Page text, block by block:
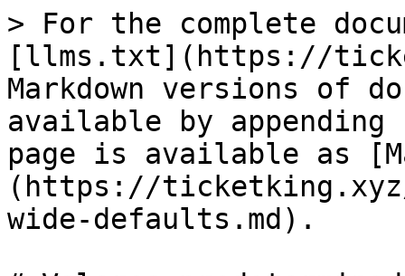
> For the complete documentation index, see [llms.txt](https://ticketking.xyz/docs/llms.txt). Markdown versions of documentation pages are available by appending `.md` to page URLs; this page is available as [Markdown](https://ticketking.xyz/docs/es/paneles/panel-wide-defaults.md).

# Valores predeterminados de todo el panel

La mayoría de los paneles tienen varias opciones. Establecer la categoría, el rol de soporte y el mensaje de bienvenida en cada una por separado es repetitivo. Los valores predeterminados para todo el panel te permiten establecer esos valores una sola vez a nivel de panel. Cada opción los hereda a menos que la sobrescribas.

Configúralos en el editor del panel, en la **Configuración del panel** sección (el icono de engranaje en la parte superior del panel derecho).

## Heredar o sobrescribir

Cada valor predeterminado del panel puede heredar la configuración correspondiente de todo el servidor desde la página de Ajustes, o ser sobrescrito con un valor que establezcas aquí. Cuando un campo hereda, el editor muestra una breve nota indicando qué valor de todo el servidor está usando.

Cada opción del panel puede entonces heredar el valor predeterminado del panel, recurrir al valor de todo el servidor o ser sobrescrita con su propio valor.

## Valores predeterminados del panel de tickets

| Campo                                                    | Descripción                                                                                                                                                                                                                                                                                                                                                                                                                                                                                                                                                                                                                                                                                                                                                                                                                                                                                                                                                                                                                                                                                                                                  | Predeterminado                                | ¿Es Premium?                                       |
| -------------------------------------------------------- | -------------------------------------------------------------------------------------------------------------------------------------------------------------------------------------------------------------------------------------------------------------------------------------------------------------------------------------------------------------------------------------------------------------------------------------------------------------------------------------------------------------------------------------------------------------------------------------------------------------------------------------------------------------------------------------------------------------------------------------------------------------------------------------------------------------------------------------------------------------------------------------------------------------------------------------------------------------------------------------------------------------------------------------------------------------------------------------------------------------------------------------------- | --------------------------------------------- | -------------------------------------------------- |
| **Categorías predeterminadas**                           | Categorías usadas por las opciones que heredan. Las categorías de todo el servidor también se aplican como desbordamiento.